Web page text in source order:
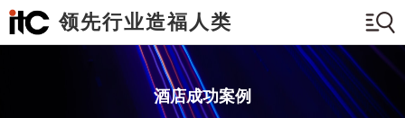
领先行业造福人类
酒店成功案例